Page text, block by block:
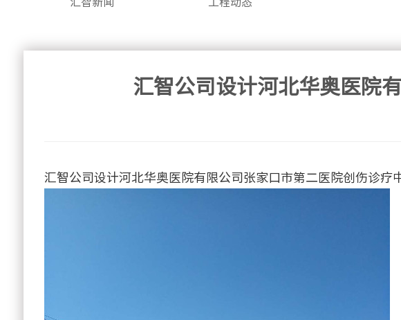
汇智公司设计河北华奥医院
汇智公司设计河北华奥医院有限公司张家口市第二医院创伤诊疗